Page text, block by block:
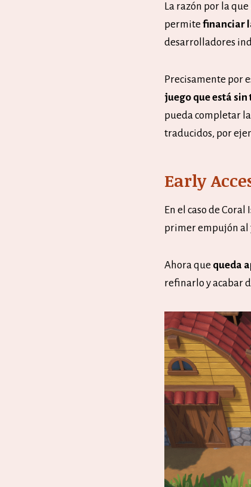
La razón por la
permite financiar
desarrolladores
Precisamente por
juego que está
pueda completar
traducidos, por
Early
En el caso de Coral
primer empujón al
Ahora que queda
refinarlo y acabar